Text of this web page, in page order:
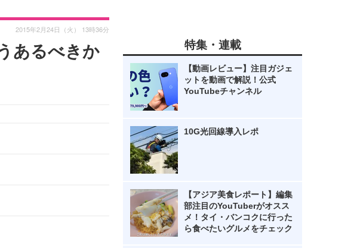
あるべきか
2015年2月24日（火） 13時36分
特集・連載
【動画レビュー】注目ガジェ
ットを動画で解説！公式
YouTubeチャンネル
10G光回線導入レポ
【アジア美食レポート】編集
部注目のYouTuberがオスス
メ！タイ・バンコクに行った
ら食べたいグルメをチェック